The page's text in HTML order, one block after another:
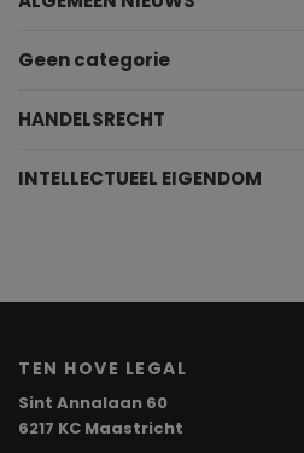
Geen categorie
HANDELSRECHT
INTELLECTUEEL EIGENDOM
TEN HOVE LEGAL
Sint Annalaan 60
6217 KC Maastricht